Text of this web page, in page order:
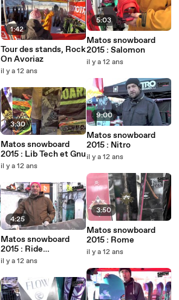
1:42
Tour des stands, Rock
On Avoriaz
il y a 12 ans
3:30
Matos snowboard
2015 : Lib Tech et Gnu
il y a 12 ans
4:25
Matos snowboard
2015 : Ride
Snowboards
il y a 12 ans
5:03
Matos snowboard
2015 : Salomon
il y a 12 ans
9:00
Matos snowboard
2015 : Nitro
il y a 12 ans
3:50
Matos snowboard
2015 : Rome
il y a 12 ans